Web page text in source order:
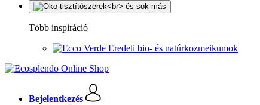
Több inspiráció
Eredeti bio- és natúrkozmeikumok
Bejelentkezés